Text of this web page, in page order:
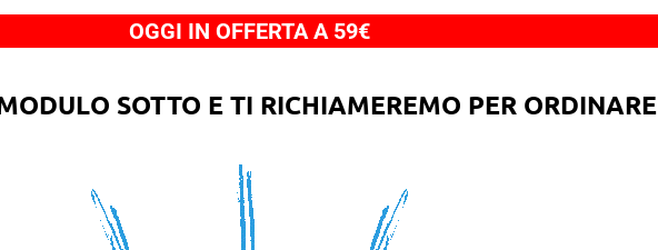
OGGI IN OFFERTA A 59€
SOTTO E TI RICHIAMEREMO PER ORDINARE